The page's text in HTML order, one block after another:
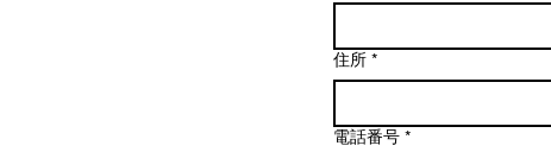
住所 *
電話番号 *